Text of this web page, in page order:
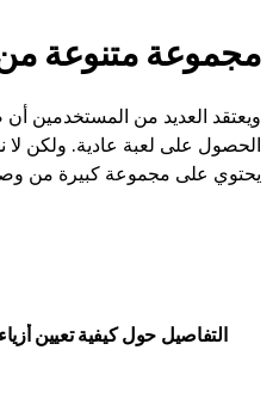
مجموعة متنوعة
ويعتقد العديد من المستخدمين أن
الحصول على لعبة عادية. ولكن لا
يحتوي على مجموعة كبيرة من
التفاصيل حول كيفية تعيين